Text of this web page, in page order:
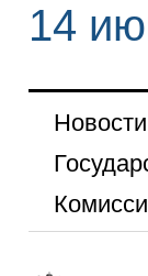
14
Новости